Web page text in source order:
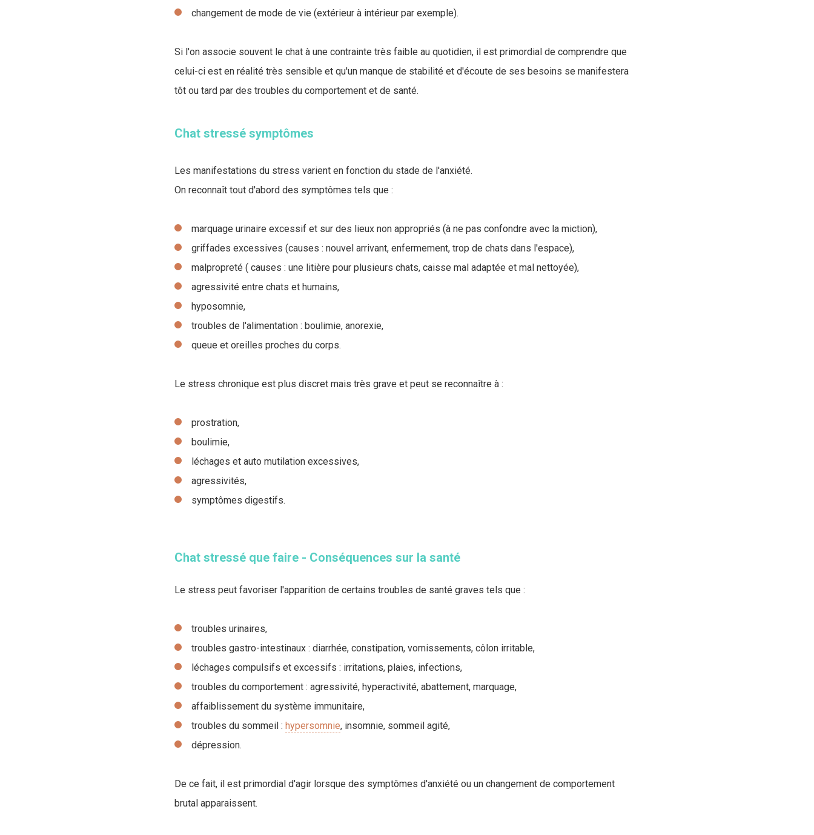
changement de mode de vie (extérieur à intérieur par exemple).
Si l'on associe souvent le chat à une contrainte très faible au quotidien, il est primordial de comprendre que
celui-ci est en réalité très sensible et qu'un manque de stabilité et d'écoute de ses besoins se manifestera
tôt ou tard par des troubles du comportement et de santé.
Chat stressé symptômes
Les manifestations du stress varient en fonction du stade de l'anxiété.
On reconnaît tout d'abord des symptômes tels que :
marquage urinaire excessif et sur des lieux non appropriés (à ne pas confondre avec la miction),
griffades excessives (causes : nouvel arrivant, enfermement, trop de chats dans l'espace),
malpropreté ( causes : une litière pour plusieurs chats, caisse mal adaptée et mal nettoyée),
agressivité entre chats et humains,
hyposomnie,
troubles de l'alimentation : boulimie, anorexie,
queue et oreilles proches du corps.
Le stress chronique est plus discret mais très grave et peut se reconnaître à :
prostration,
boulimie,
léchages et auto mutilation excessives,
agressivités,
symptômes digestifs.
Chat stressé que faire - Conséquences sur la santé
Le stress peut favoriser l'apparition de certains troubles de santé graves tels que :
troubles urinaires,
troubles gastro-intestinaux : diarrhée, constipation, vomissements, côlon irritable,
léchages compulsifs et excessifs : irritations, plaies, infections,
troubles du comportement : agressivité, hyperactivité, abattement, marquage,
affaiblissement du système immunitaire,
troubles du sommeil : hypersomnie, insomnie, sommeil agité,
dépression.
De ce fait, il est primordial d'agir lorsque des symptômes d'anxiété ou un changement de comportement
brutal apparaissent.